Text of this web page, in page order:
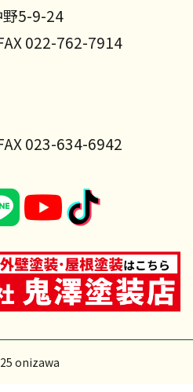
野5-9-24
022-762-7914
023-634-6942
onizawa